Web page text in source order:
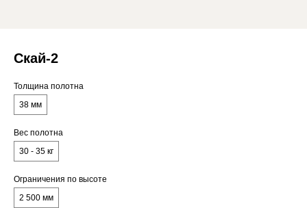
Скай-2
Толщина полотна
38 мм
Вес полотна
30 - 35 кг
Ограничения по высоте
2 500 мм